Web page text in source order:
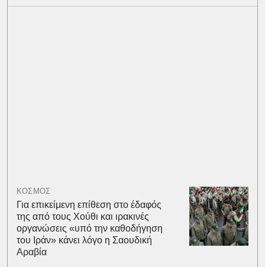
ΚΟΣΜΟΣ
Για επικείμενη επίθεση στο έδαφός
της από τους Χούθι και ιρακινές
οργανώσεις «υπό την καθοδήγηση
του Ιράν» κάνει λόγο η Σαουδική
Αραβία